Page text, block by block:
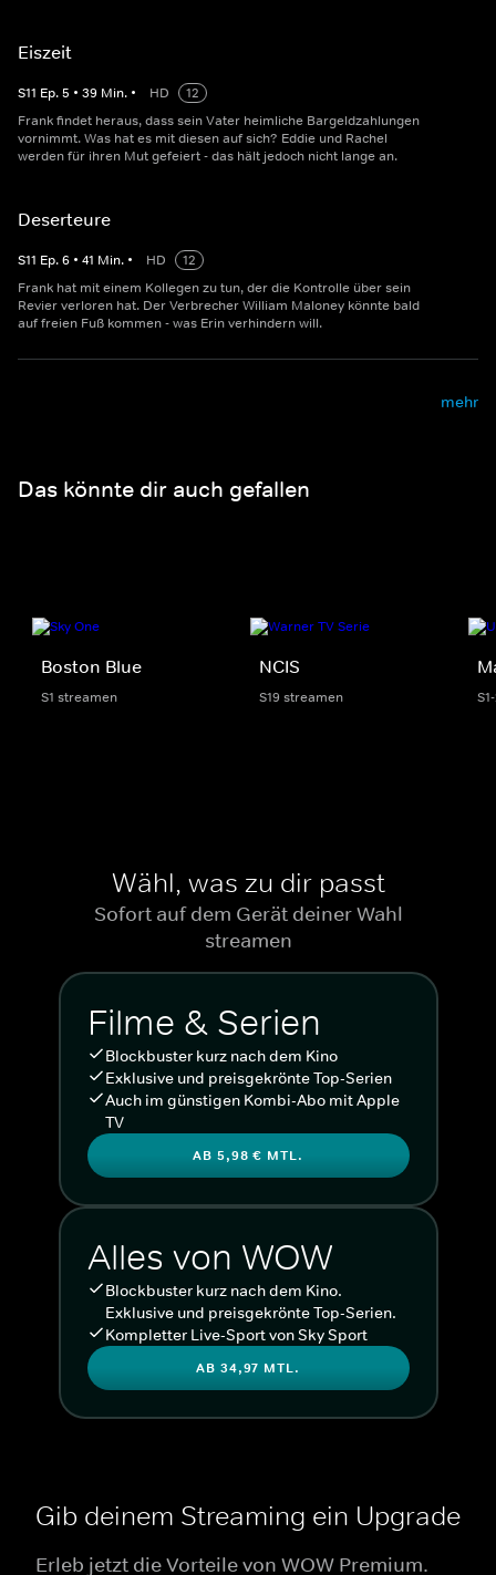
Eiszeit
S11 Ep.5 • 39 Min. • HD
12
Frank findet heraus, dass sein Vater heimliche Bargeldzahlungen
vornimmt. Was hat es mit diesen auf sich? Eddie und Rachel
werden für ihren Mut gefeiert - das hält jedoch nicht lange an.
Deserteure
S11 Ep.6 • 41 Min. • HD
12
Frank hat mit einem Kollegen zu tun, der die Kontrolle über sein
Revier verloren hat. Der Verbrecher William Maloney könnte bald
auf freien Fuß kommen - was Erin verhindern will.
mehr
Das könnte dir auch gefallen
Boston Blue
S1 streamen
NCIS
S19 streamen
Wähl, was zu dir passt
Sofort auf dem Gerät deiner Wahl
streamen
Filme & Serien
Blockbuster kurz nach dem Kino
Exklusive und preisgekrönte Top-Serien
Auch im günstigen Kombi-Abo mit Apple
TV
AB 5,98 € MTL.
Alles von WOW
Blockbuster kurz nach dem Kino.
Exklusive und preisgekrönte Top-Serien.
Kompletter Live-Sport von Sky Sport
AB 34,97 MTL.
Gib deinem Streaming ein Upgrade
Erleb jetzt die Vorteile von WOW Premium.